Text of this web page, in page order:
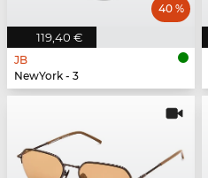
119,40 €
40 %
JB
NewYork - 3